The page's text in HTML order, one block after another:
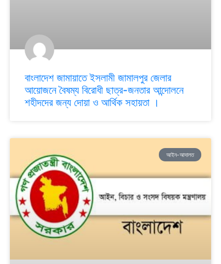
বাংলাদেশ জামায়াতে ইসলামী জামালপুর জেলার
আয়োজনে বৈষম্য বিরোধী ছাত্র-জনতার আন্দোলনে
শহীদদের জন্য দোয়া ও আর্থিক সহায়তা ।
আইন-আদালত